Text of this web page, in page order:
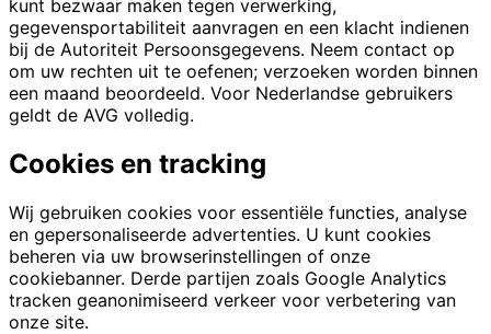
kunt bezwaar maken tegen verwerking,
gegevensportabiliteit aanvragen en een klacht indienen
bij de Autoriteit Persoonsgegevens. Neem contact op
om uw rechten uit te oefenen; verzoeken worden binnen
een maand beoordeeld. Voor Nederlandse gebruikers
geldt de AVG volledig.
Cookies en tracking
Wij gebruiken cookies voor essentiële functies, analyse
en gepersonaliseerde advertenties. U kunt cookies
beheren via uw browserinstellingen of onze
cookiebanner. Derde partijen zoals Google Analytics
tracken geanonimiseerd verkeer voor verbetering van
onze site.